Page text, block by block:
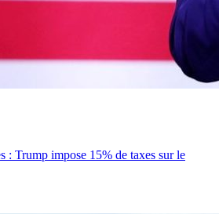
: Trump impose 15% de taxes sur le